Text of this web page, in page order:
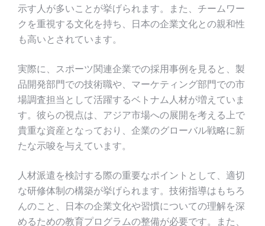
示す人が多いことが挙げられます。また、チームワー
クを重視する文化を持ち、日本の企業文化との親和性
も高いとされています。
実際に、スポーツ関連企業での採用事例を見ると、製
品開発部門での技術職や、マーケティング部門での市
場調査担当として活躍するベトナム人材が増えていま
す。彼らの視点は、アジア市場への展開を考える上で
貴重な資産となっており、企業のグローバル戦略に新
たな示唆を与えています。
人材派遣を検討する際の重要なポイントとして、適切
な研修体制の構築が挙げられます。技術指導はもちろ
んのこと、日本の企業文化や習慣についての理解を深
めるための教育プログラムの整備が必要です。また、